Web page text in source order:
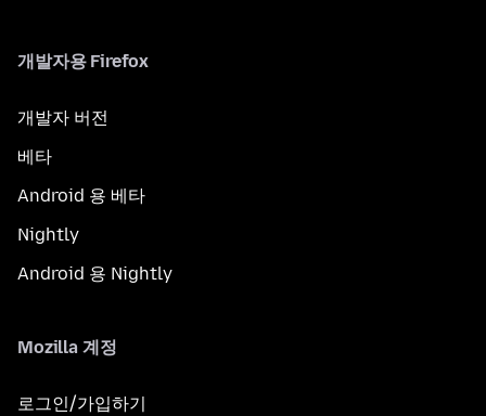
개발자용 Firefox
개발자 버전
베타
Android 용 베타
Nightly
Android 용 Nightly
Mozilla 계정
로그인/가입하기